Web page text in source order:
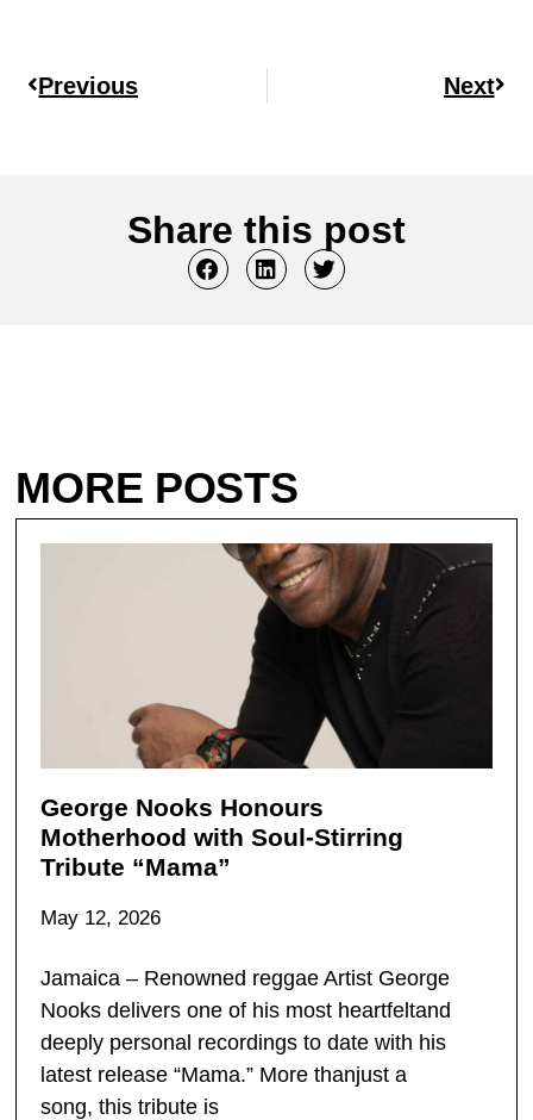
Previous Next
Share this post
MORE POSTS
George Nooks Honours
Motherhood with Soul-Stirring
Tribute “Mama”
May 12, 2026
Jamaica – Renowned reggae Artist George
Nooks delivers one of his most heartfeltand
deeply personal recordings to date with his
latest release “Mama.” More thanjust a
song, this tribute is